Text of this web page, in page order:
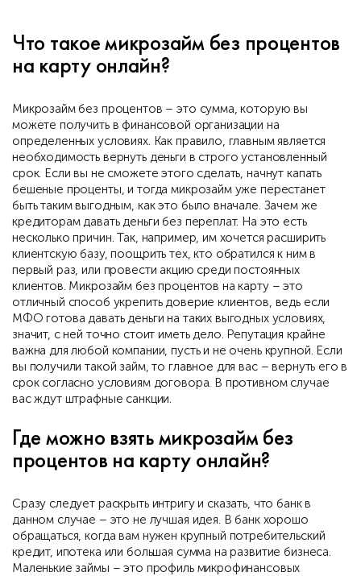
Что такое микрозайм без процентов
на карту онлайн?
Микрозайм без процентов – это сумма, которую вы
можете получить в финансовой организации на
определенных условиях. Как правило, главным является
необходимость вернуть деньги в строго установленный
срок. Если вы не сможете этого сделать, начнут капать
бешеные проценты, и тогда микрозайм уже перестанет
быть таким выгодным, как это было вначале. Зачем же
кредиторам давать деньги без переплат. На это есть
несколько причин. Так, например, им хочется расширить
клиентскую базу, поощрить тех, кто обратился к ним в
первый раз, или провести акцию среди постоянных
клиентов. Микрозайм без процентов на карту – это
отличный способ укрепить доверие клиентов, ведь если
МФО готова давать деньги на таких выгодных условиях,
значит, с ней точно стоит иметь дело. Репутация крайне
важна для любой компании, пусть и не очень крупной. Если
вы получили такой займ, то главное для вас – вернуть его в
срок согласно условиям договора. В противном случае
вас ждут штрафные санкции.
Где можно взять микрозайм без
процентов на карту онлайн?
Сразу следует раскрыть интригу и сказать, что банк в
данном случае – это не лучшая идея. В банк хорошо
обращаться, когда вам нужен крупный потребительский
кредит, ипотека или большая сумма на развитие бизнеса.
Маленькие займы – это профиль микрофинансовых